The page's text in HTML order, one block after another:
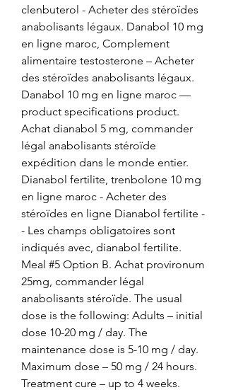
clenbuterol - Acheter des stéroïdes
anabolisants légaux. Danabol 10 mg
en ligne maroc, Complement
alimentaire testosterone – Acheter
des stéroïdes anabolisants légaux.
Danabol 10 mg en ligne maroc —
product specifications product.
Achat dianabol 5 mg, commander
légal anabolisants stéroïde
expédition dans le monde entier.
Dianabol fertilite, trenbolone 10 mg
en ligne maroc - Acheter des
stéroïdes en ligne Dianabol fertilite -
- Les champs obligatoires sont
indiqués avec, dianabol fertilite.
Meal #5 Option B. Achat provironum
25mg, commander légal
anabolisants stéroïde. The usual
dose is the following: Adults – initial
dose 10-20 mg / day. The
maintenance dose is 5-10 mg / day.
Maximum dose – 50 mg / 24 hours.
Treatment cure – up to 4 weeks.